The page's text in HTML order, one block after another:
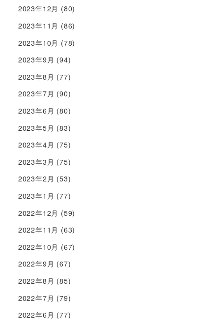
2023年12月 (80)
2023年11月 (86)
2023年10月 (78)
2023年9月 (94)
2023年8月 (77)
2023年7月 (90)
2023年6月 (80)
2023年5月 (83)
2023年4月 (75)
2023年3月 (75)
2023年2月 (53)
2023年1月 (77)
2022年12月 (59)
2022年11月 (63)
2022年10月 (67)
2022年9月 (67)
2022年8月 (85)
2022年7月 (79)
2022年6月 (77)